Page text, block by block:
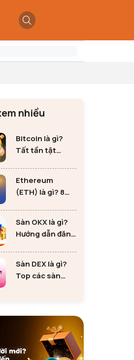
nhiều
Bitcoin là gì?
Tất tần tật
Bitcoin
Ethereum
(ETH) là gì? 8
tư Ethereum
Sàn OKX là gì?
Hướng dẫn đăng
mới
Sàn DEX là gì?
Top các sàn